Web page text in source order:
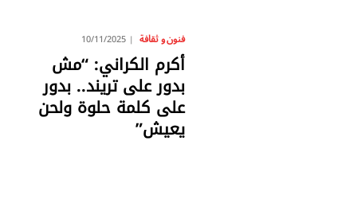
فنون و ثقافة 10/11/2025
أكرم الكراني: “مش
بدور على تريند.. بدور
على كلمة حلوة ولحن
يعيش”